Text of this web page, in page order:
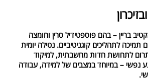
בריין – בהם פוספטידיל סרין וחומצה
לתהליכים קוגניטיביים. נטילה יומית
לתחושת חדות מחשבתית, למיקוד
נפשי – במיוחד במצבים של למידה, עבודה